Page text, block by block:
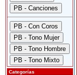
Categorías